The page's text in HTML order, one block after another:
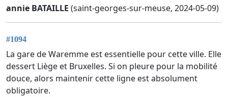
annie BATAILLE (saint-georges-sur-meuse, 2024-05-09)
#1094
La gare de Waremme est essentielle pour cette ville. Elle
dessert Liège et Bruxelles. Si on pleure pour la mobilité
douce, alors maintenir cette ligne est absolument
obligatoire.